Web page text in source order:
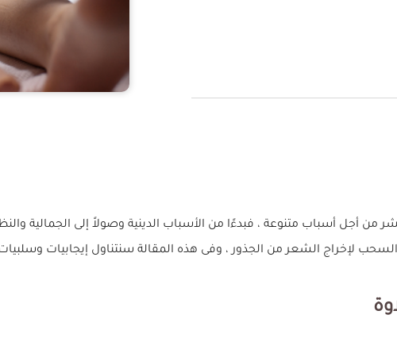
من أجل أسباب متنوعة ، فبدءًا من الأسباب الدينية وصولاً إلى الجمالية
لإخراج الشعر من الجذور ، وفى هذه المقالة سنتناول إيجابيات